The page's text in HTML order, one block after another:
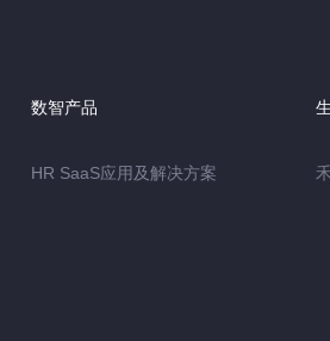
数智产品
HR SaaS应用及解决方案